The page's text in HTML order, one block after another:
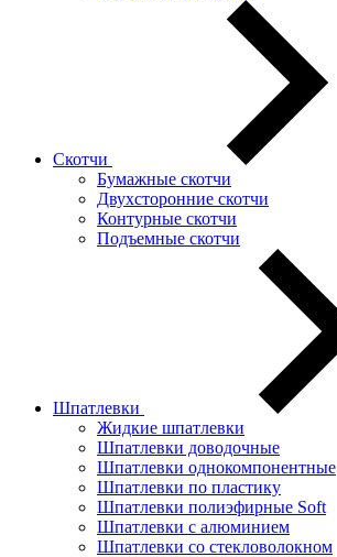
Скотчи
Бумажные скотчи
Двухсторонние скотчи
Контурные скотчи
Подъемные скотчи
Шпатлевки
Жидкие шпатлевки
Шпатлевки доводочные
Шпатлевки однокомпонентные
Шпатлевки по пластику
Шпатлевки полиэфирные Soft
Шпатлевки с алюминием
Шпатлевки со стекловолокном